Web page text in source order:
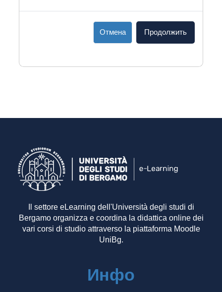
Отмена Продолжить
Il settore eLearning dell'Università degli studi di
Bergamo organizza e coordina la didattica online dei
vari corsi di studio attraverso la piattaforma Moodle
UniBg.
Инфо